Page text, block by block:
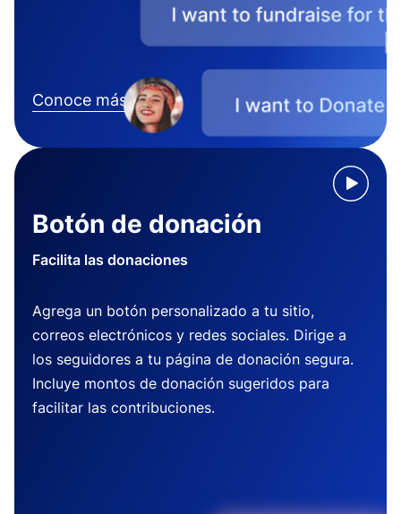
Conoce más
Botón de donación
Facilita las donaciones
Agrega un botón personalizado a tu sitio,
correos electrónicos y redes sociales. Dirige a
los seguidores a tu página de donación segura.
Incluye montos de donación sugeridos para
facilitar las contribuciones.